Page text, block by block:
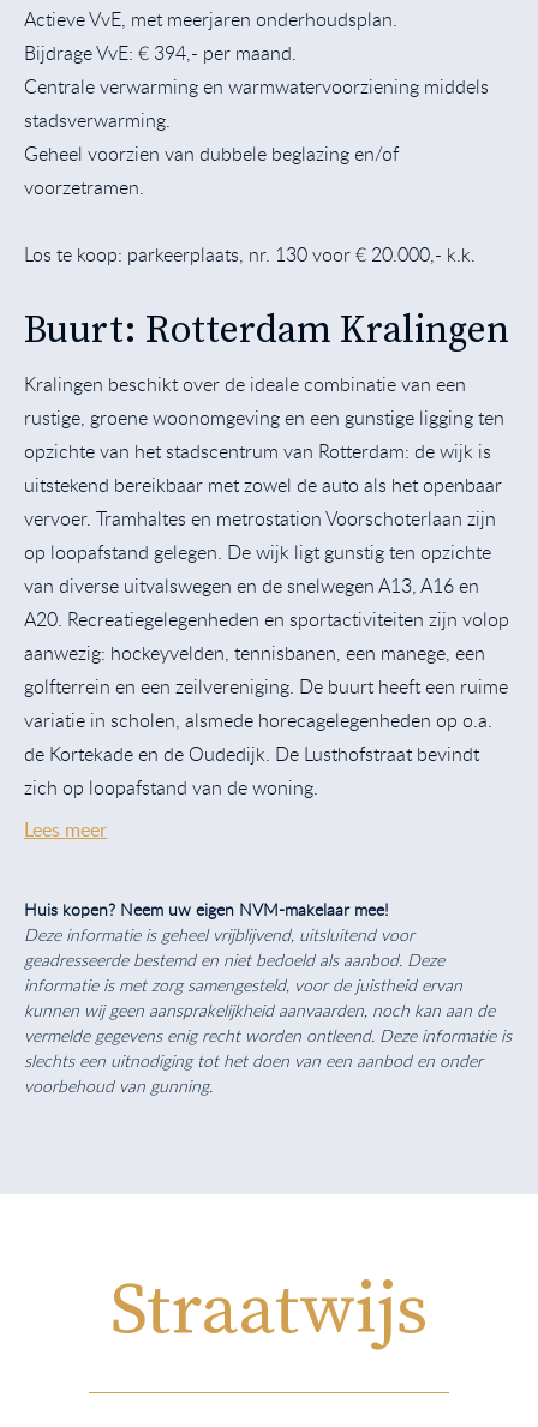
Actieve VvE, met meerjaren onderhoudsplan.
Bijdrage VvE: € 394,- per maand.
Centrale verwarming en warmwatervoorziening middels
stadsverwarming.
Geheel voorzien van dubbele beglazing en/of
voorzetramen.
Los te koop: parkeerplaats, nr. 130 voor € 20.000,- k.k.
Buurt: Rotterdam Kralingen
Kralingen beschikt over de ideale combinatie van een
rustige, groene woonomgeving en een gunstige ligging ten
opzichte van het stadscentrum van Rotterdam: de wijk is
uitstekend bereikbaar met zowel de auto als het openbaar
vervoer. Tramhaltes en metrostation Voorschoterlaan zijn
op loopafstand gelegen. De wijk ligt gunstig ten opzichte
van diverse uitvalswegen en de snelwegen A13, A16 en
A20. Recreatiegelegenheden en sportactiviteiten zijn volop
aanwezig: hockeyvelden, tennisbanen, een manege, een
golfterrein en een zeilvereniging. De buurt heeft een ruime
variatie in scholen, alsmede horecagelegenheden op o.a.
de Kortekade en de Oudedijk. De Lusthofstraat bevindt
zich op loopafstand van de woning.
Lees meer
Huis kopen? Neem uw eigen NVM-makelaar mee!
Deze informatie is geheel vrijblijvend, uitsluitend voor
geadresseerde bestemd en niet bedoeld als aanbod. Deze
informatie is met zorg samengesteld, voor de juistheid ervan
kunnen wij geen aansprakelijkheid aanvaarden, noch kan aan de
vermelde gegevens enig recht worden ontleend. Deze informatie is
slechts een uitnodiging tot het doen van een aanbod en onder
voorbehoud van gunning.
Straatwijs